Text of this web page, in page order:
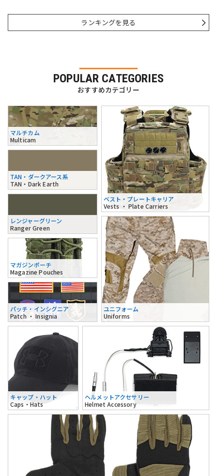
ランキングを見る
POPULAR CATEGORIES
おすすめカテゴリー
マルチカム
Multicam
TAN・ダークアース系
TAN・Dark Earth
レンジャーグリーン
Ranger Green
ベスト・プレートキャリア
Vests ・ Plate Carriers
マガジンポーチ
Magazine Pouches
パッチ・インシグニア
Patch ・ Insignia
ユニフォーム
Uniforms
キャップ・ハット
Caps・Hats
ヘルメットアクセサリー
Helmet Accessory